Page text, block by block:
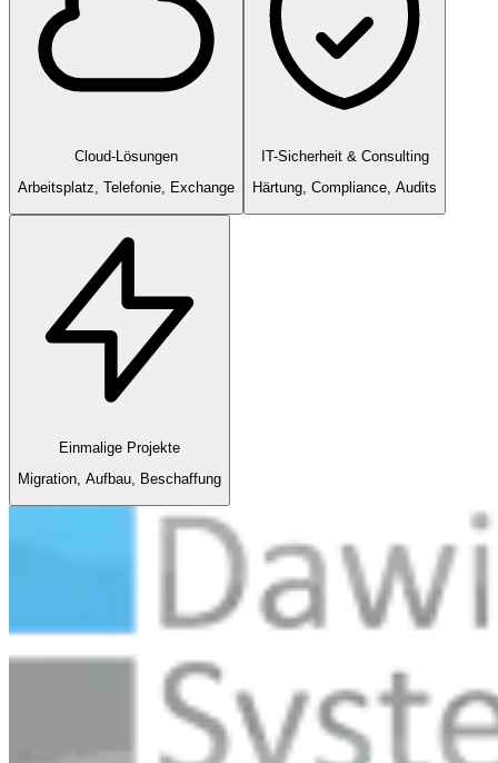
Cloud-Lösungen
Arbeitsplatz, Telefonie, Exchange
IT-Sicherheit & Consulting
Härtung, Compliance, Audits
Einmalige Projekte
Migration, Aufbau, Beschaffung